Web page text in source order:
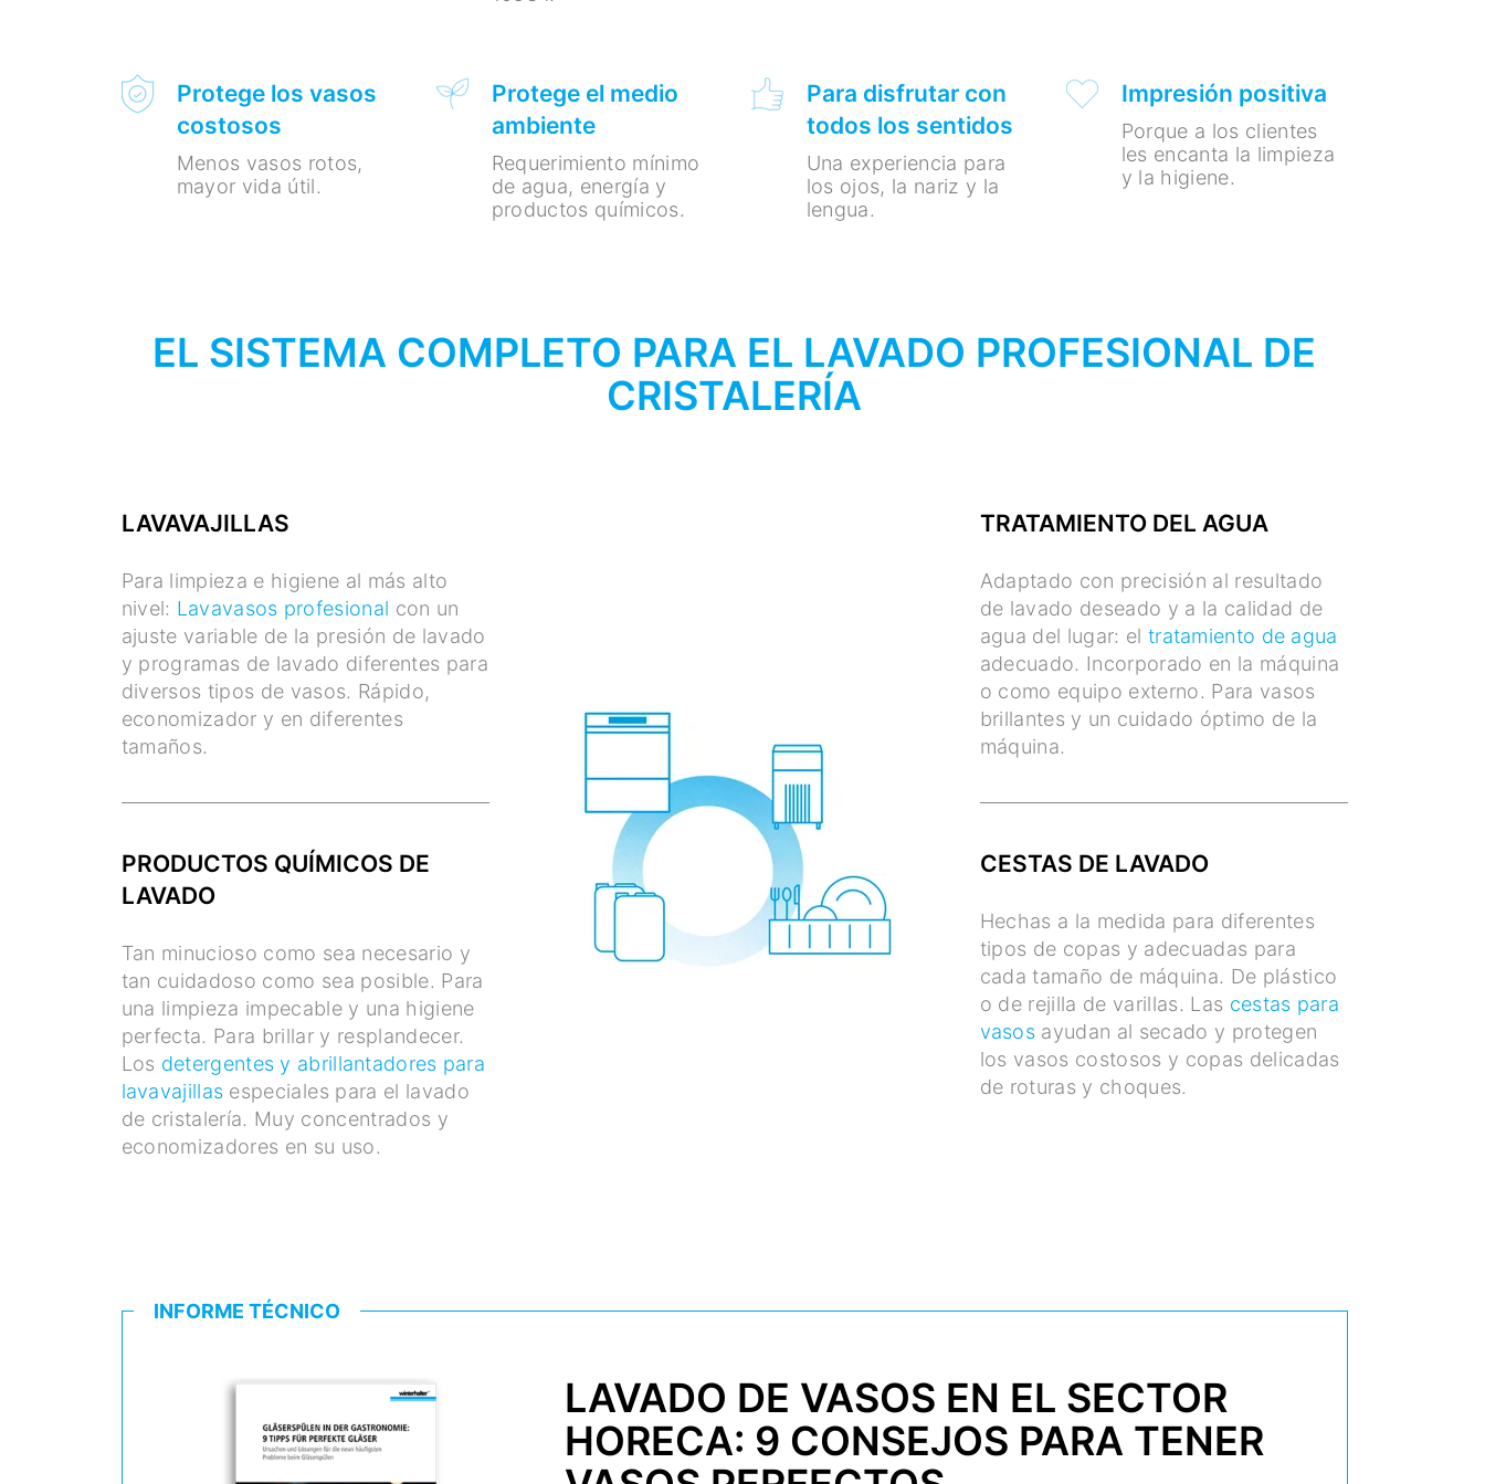
Protege los vasos
costosos
Menos vasos rotos,
mayor vida útil.
Protege el medio
ambiente
Requerimiento mínimo
de agua, energía y
productos químicos.
Para disfrutar con
todos los sentidos
Una experiencia para
los ojos, la nariz y la
lengua.
Impresión positiva
Porque a los clientes
les encanta la limpieza
y la higiene.
EL SISTEMA COMPLETO PARA EL LAVADO PROFESIONAL DE
CRISTALERÍA
LAVAVAJILLAS
Para limpieza e higiene al más alto
nivel: Lavavasos profesional con un
ajuste variable de la presión de lavado
y programas de lavado diferentes para
diversos tipos de vasos. Rápido,
economizador y en diferentes
tamaños.
TRATAMIENTO DEL AGUA
Adaptado con precisión al resultado
de lavado deseado y a la calidad de
agua del lugar: el tratamiento de agua
adecuado. Incorporado en la máquina
o como equipo externo. Para vasos
brillantes y un cuidado óptimo de la
máquina.
PRODUCTOS QUÍMICOS DE
LAVADO
Tan minucioso como sea necesario y
tan cuidadoso como sea posible. Para
una limpieza impecable y una higiene
perfecta. Para brillar y resplandecer.
Los detergentes y abrillantadores para
lavavajillas especiales para el lavado
de cristalería. Muy concentrados y
economizadores en su uso.
CESTAS DE LAVADO
Hechas a la medida para diferentes
tipos de copas y adecuadas para
cada tamaño de máquina. De plástico
o de rejilla de varillas. Las cestas para
vasos ayudan al secado y protegen
los vasos costosos y copas delicadas
de roturas y choques.
INFORME TÉCNICO
LAVADO DE VASOS EN EL SECTOR
HORECA: 9 CONSEJOS PARA TENER